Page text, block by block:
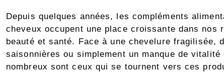
Depuis quelques années, les compléments
cheveux occupent une place croissante dans nos
beauté et santé. Face à une chevelure fragilisée,
saisonnières ou simplement un manque de vitalité
nombreux sont ceux qui se tournent vers ces